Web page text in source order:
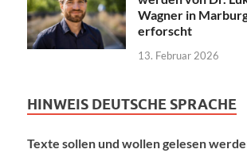
Wagner in
erforscht
13. Februar 2026
HINWEIS DEUTSCHE SPRACHE
Texte sollen und wollen gelesen